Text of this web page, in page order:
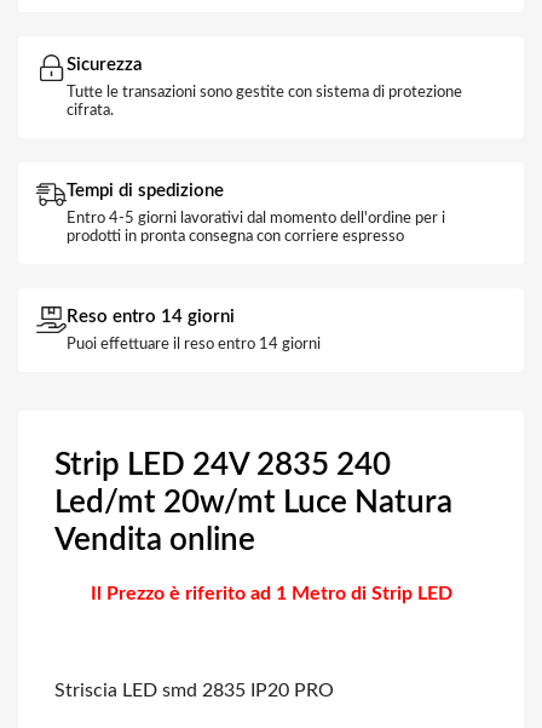
Sicurezza
Tutte le transazioni sono gestite con sistema di protezione
cifrata.
Tempi di spedizione
Entro 4-5 giorni lavorativi dal momento dell'ordine per i
prodotti in pronta consegna con corriere espresso
Reso entro 14 giorni
Puoi effettuare il reso entro 14 giorni
Strip LED 24V 2835 240
Led/mt 20w/mt Luce Natura
Vendita online
Il Prezzo è riferito ad 1 Metro di Strip LED
Striscia LED smd 2835 IP20 PRO